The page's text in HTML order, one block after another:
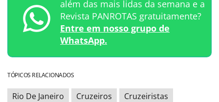
além das mais lidas da semana e a
Revista PANROTAS gratuitamente?
Entre em nosso grupo de
WhatsApp.
TÓPICOS RELACIONADOS
Rio De Janeiro Cruzeiros
Cruzeiristas